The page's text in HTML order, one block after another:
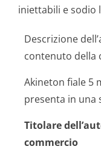
iniettabili e sodio
Descrizione
contenuto della
Akineton fiale 5
presenta in una
Titolare
commercio